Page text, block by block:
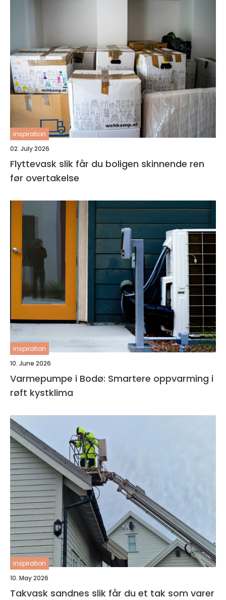
inspiration
02. July 2026
Flyttevask slik får du boligen skinnende ren
før overtakelse
inspiration
10. June 2026
Varmepumpe i Bodø: Smartere oppvarming i
røft kystklima
inspiration
10. May 2026
Takvask sandnes slik får du et tak som varer